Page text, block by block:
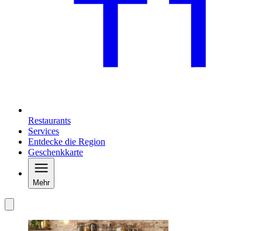
Restaurants
Services
Entdecke die Region
Geschenkkarte
Mehr